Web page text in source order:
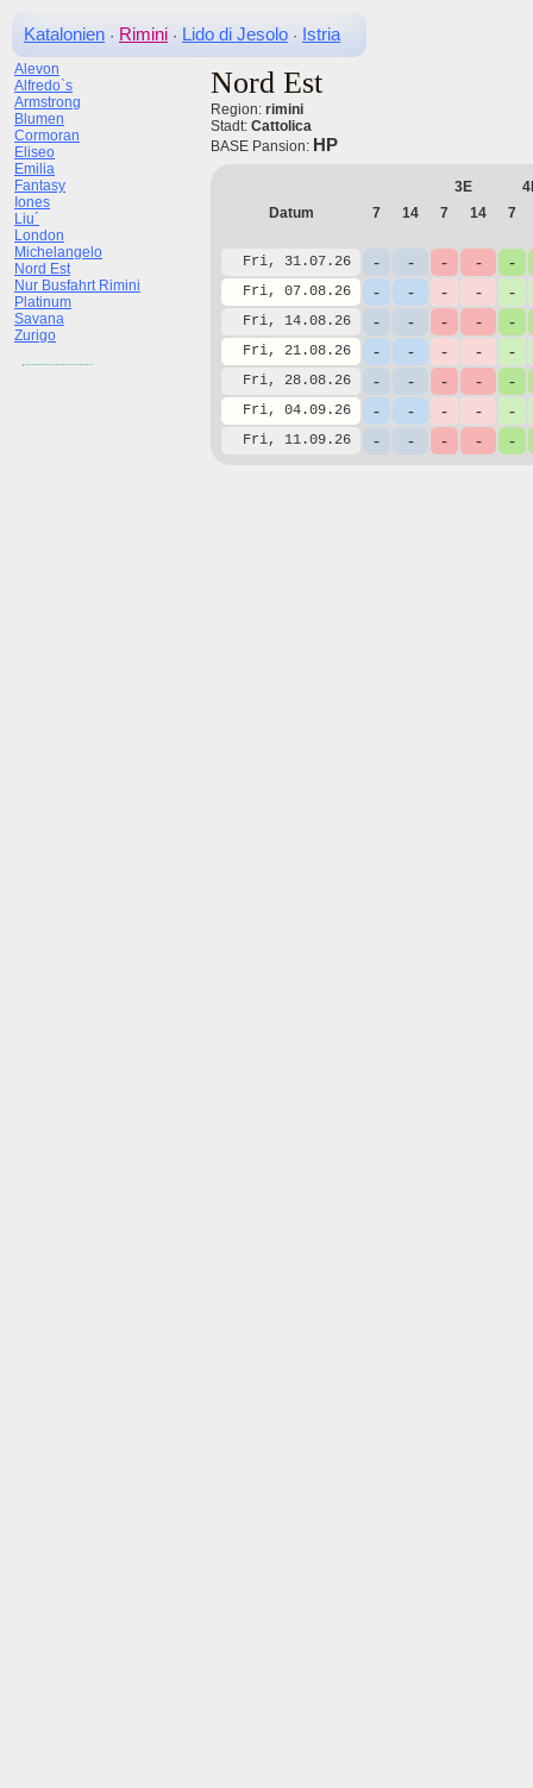
Katalonien · Rimini · Lido di Jesolo · Istria
Alevon
Alfredo`s
Armstrong
Blumen
Cormoran
Eliseo
Emilia
Fantasy
Iones
Liu´
London
Michelangelo
Nord Est
Nur Busfahrt Rimini
Platinum
Savana
Zurigo
Nord Est
Region: rimini
Stadt: Cattolica
BASE Pansion: HP
3E
Datum
7 14 7 14 7
Fri, 31.07.26 - - - - -
Fri, 07.08.26 - - - - -
Fri, 14.08.26 - - - - -
Fri, 21.08.26 - - - - -
Fri, 28.08.26 - - - - -
Fri, 04.09.26 - - - - -
Fri, 11.09.26 - - - - -